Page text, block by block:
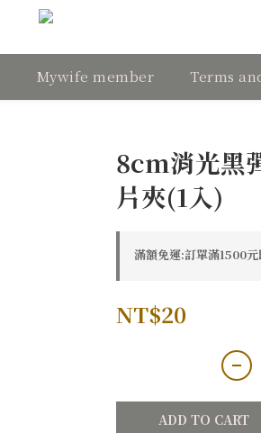
Mywife member Terms
8cm消光黑
片夾(1入)
滿額免運:訂單滿1500
NT$20
ADD TO CART